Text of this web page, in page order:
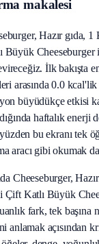
makalesi
Hazır gıda,
Cheeseburger
İlk bakışta
arasında 0.0
büyüdükçe etkisi
haftalık enerji
bu ekranı tek
aracı gibi okumak
Cheeseburger,
Katlı Büyük
fark, tek başına
anlamak açısından